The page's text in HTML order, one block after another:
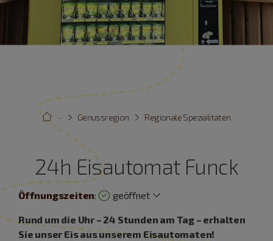
Regionale Spezialitäten
Genussregion
···
24h Eisautomat Funck
Öffnungszeiten: geöffnet
Rund um die Uhr – 24 Stunden am Tag – erhalten
Sie unser Eis aus unserem Eisautomaten!